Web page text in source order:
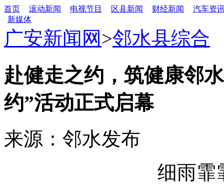
首页 滚动新闻 电视节目 区县新闻 财经新闻
汽车资
新媒体
广安新闻网 >邻水县综合
赴健走之约，筑健康邻
约”活动正式启幕
来源：邻水发布
细雨霏